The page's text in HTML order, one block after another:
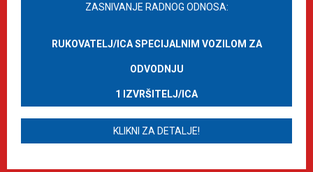
ZASNIVANJE RADNOG ODNOSA:
RUKOVATELJ/ICA SPECIJALNIM VOZILOM ZA
ODVODNJU
1 IZVRŠITELJ/ICA
KLIKNI ZA DETALJE!